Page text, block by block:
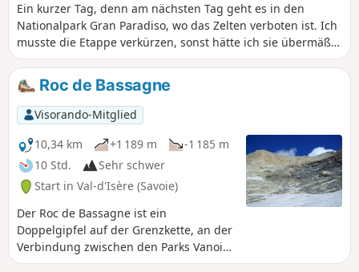
Ein kurzer Tag, denn am nächsten Tag geht es in den
Nationalpark Gran Paradiso, wo das Zelten verboten ist. Ich
musste die Etappe verkürzen, sonst hätte ich sie übermäßig
verlängern müssen. Die Hostellerie du Gran Paradis ist die
einzige Möglichkeit, in einer festen Unterkunft zu
übernachten. Das Essen ist super, aber Vorsicht: Am
Wochenende sind oft Italiener, Franzosen usw. dort, die
Mountainbike gehen.
Roc de Bassagne
Visorando-Mitglied
10,34 km
+1 189 m
-1 185 m
10 Std.
Sehr schwer
Start in Val-d'Isère (Savoie)
Der Roc de Bassagne ist ein
Doppelgipfel auf der Grenzkette, an der
Verbindung zwischen den Parks Vanoise
und Grand Paradis. Die Steinböcke sind